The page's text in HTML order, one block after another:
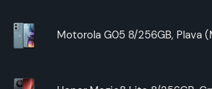
Motorola G05 8/256GB, Plava